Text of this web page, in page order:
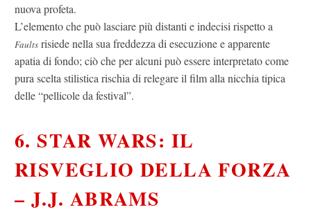
nuova profeta.
L’elemento che può lasciare più distanti e indecisi rispetto a
Faults risiede nella sua freddezza di esecuzione e apparente
apatia di fondo; ciò che per alcuni può essere interpretato come
pura scelta stilistica rischia di relegare il film alla nicchia tipica
delle “pellicole da festival”.
6. STAR WARS: IL
RISVEGLIO DELLA FORZA
– J.J. ABRAMS